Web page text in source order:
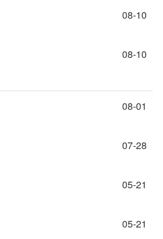
08-10
08-10
08-01
07-28
05-21
05-21